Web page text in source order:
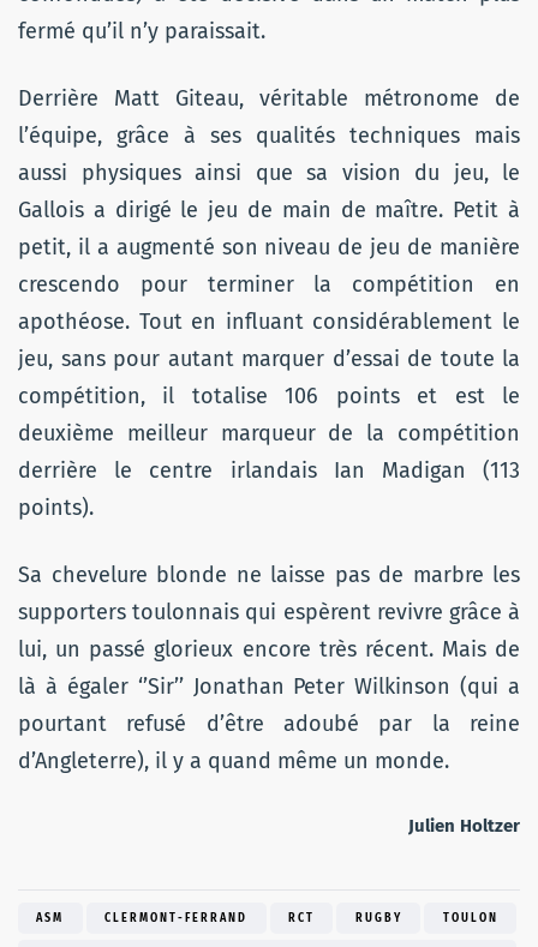
fermé qu’il n’y paraissait.
Derrière Matt Giteau, véritable métronome de
l’équipe, grâce à ses qualités techniques mais
aussi physiques ainsi que sa vision du jeu, le
Gallois a dirigé le jeu de main de maître. Petit à
petit, il a augmenté son niveau de jeu de manière
crescendo pour terminer la compétition en
apothéose. Tout en influant considérablement le
jeu, sans pour autant marquer d’essai de toute la
compétition, il totalise 106 points et est le
deuxième meilleur marqueur de la compétition
derrière le centre irlandais Ian Madigan (113
points).
Sa chevelure blonde ne laisse pas de marbre les
supporters toulonnais qui espèrent revivre grâce à
lui, un passé glorieux encore très récent. Mais de
là à égaler ‘’Sir’’ Jonathan Peter Wilkinson (qui a
pourtant refusé d’être adoubé par la reine
d’Angleterre), il y a quand même un monde.
Julien Holtzer
ASM CLERMONT-FERRAND RCT RUGBY TOULON